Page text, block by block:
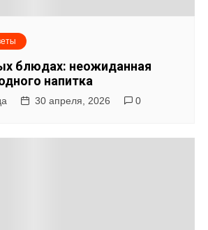
блюдах: неожиданная
напитка
30 апреля, 2026 0